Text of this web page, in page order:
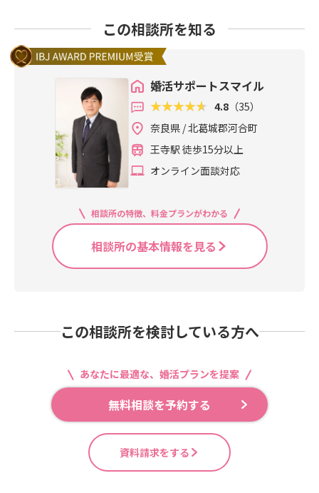
この相談所を知る
婚活サポートスマイル
4.8 （35）
奈良県 / 北葛城郡河合町
王寺駅 徒歩15分以上
オンライン面談対応
相談所の特徴、料金プランがわかる
相談所の基本情報を見る
この相談所を検討している方へ
あなたに最適な、婚活プランを提案
無料相談を予約する
資料請求をする